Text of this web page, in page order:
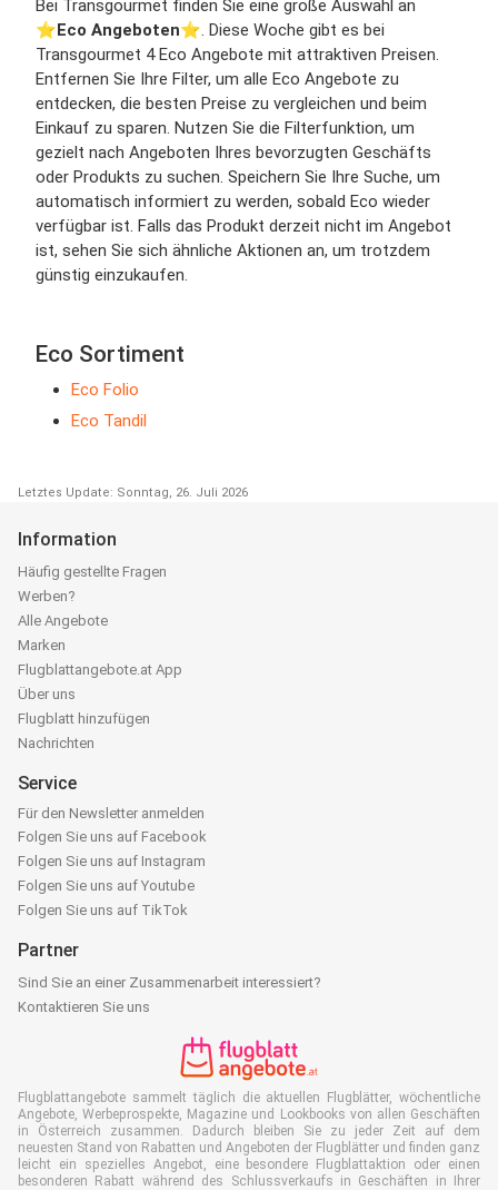
Bei Transgourmet finden Sie eine große Auswahl an
⭐️Eco Angeboten⭐️. Diese Woche gibt es bei
Transgourmet 4 Eco Angebote mit attraktiven Preisen.
Entfernen Sie Ihre Filter, um alle Eco Angebote zu
entdecken, die besten Preise zu vergleichen und beim
Einkauf zu sparen. Nutzen Sie die Filterfunktion, um
gezielt nach Angeboten Ihres bevorzugten Geschäfts
oder Produkts zu suchen. Speichern Sie Ihre Suche, um
automatisch informiert zu werden, sobald Eco wieder
verfügbar ist. Falls das Produkt derzeit nicht im Angebot
ist, sehen Sie sich ähnliche Aktionen an, um trotzdem
günstig einzukaufen.
Eco Sortiment
Eco Folio
Eco Tandil
Letztes Update: Sonntag, 26. Juli 2026
Information
Häufig gestellte Fragen
Werben?
Alle Angebote
Marken
Flugblattangebote.at App
Über uns
Flugblatt hinzufügen
Nachrichten
Service
Für den Newsletter anmelden
Folgen Sie uns auf Facebook
Folgen Sie uns auf Instagram
Folgen Sie uns auf Youtube
Folgen Sie uns auf TikTok
Partner
Sind Sie an einer Zusammenarbeit interessiert?
Kontaktieren Sie uns
Flugblattangebote sammelt täglich die aktuellen Flugblätter, wöchentliche
Angebote, Werbeprospekte, Magazine und Lookbooks von allen Geschäften
in Österreich zusammen. Dadurch bleiben Sie zu jeder Zeit auf dem
neuesten Stand von Rabatten und Angeboten der Flugblätter und finden ganz
leicht ein spezielles Angebot, eine besondere Flugblattaktion oder einen
besonderen Rabatt während des Schlussverkaufs in Geschäften in Ihrer